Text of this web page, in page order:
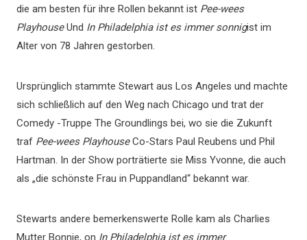
die am besten für ihre Rollen bekannt ist Pee-wees
PlayhouseUnd In Philadelphia ist es immer sonnigist im
Alter von 78 Jahren gestorben.
Ursprünglich stammte Stewart aus Los Angeles und machte
sich schließlich auf den Weg nach Chicago und trat der
Comedy -Truppe The Groundlings bei, wo sie die Zukunft
traf Pee-wees PlayhouseCo-Stars Paul Reubens und Phil
Hartman. In der Show porträtierte sie Miss Yvonne, die auch
als „die schönste Frau in Puppandland“ bekannt war.
Stewarts andere bemerkenswerte Rolle kam als Charlies
Mutter Bonnie, on In Philadelphia ist es immer